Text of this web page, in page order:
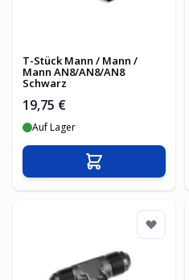
T-Stück Mann / Mann /
Mann AN8/AN8/AN8
Schwarz
19,75 €
Auf Lager
In den Warenkorb